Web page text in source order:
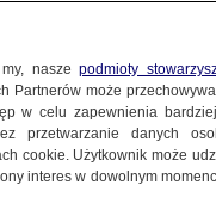
my, naszepodmioty
Partnerów może
w celu zapewnienia
przetwarzanie danych
cookie. Użytkownik może
interes w dowolnym